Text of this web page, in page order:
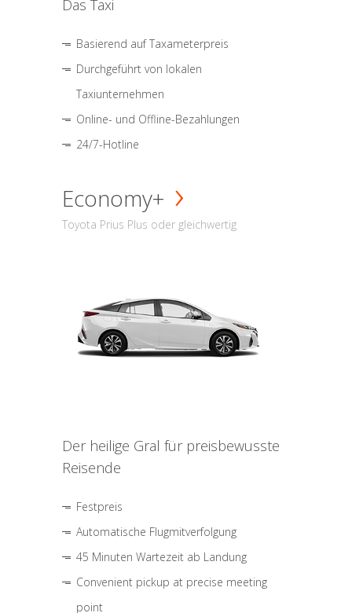
Das Taxi
Basierend auf Taxameterpreis
Durchgeführt von lokalen
Taxiunternehmen
Online- und Offline-Bezahlungen
24/7-Hotline
Economy+
Toyota Prius Plus oder gleichwertig
Der heilige Gral für preisbewusste
Reisende
Festpreis
Automatische Flugmitverfolgung
45 Minuten Wartezeit ab Landung
Convenient pickup at precise meeting
point